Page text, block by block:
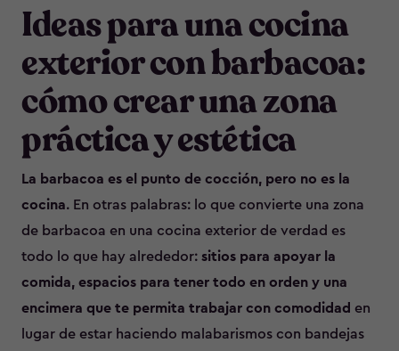
Ideas para una cocina
exterior con barbacoa:
cómo crear una zona
práctica y estética
La barbacoa es el punto de cocción, pero no es la
cocina. En otras palabras: lo que convierte una zona
de barbacoa en una cocina exterior de verdad es
todo lo que hay alrededor: sitios para apoyar la
comida, espacios para tener todo en orden y una
encimera que te permita trabajar con comodidad en
lugar de estar haciendo malabarismos con bandejas